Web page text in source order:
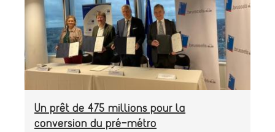
jours
Un prêt de 475 millions pour la
conversion du pré-métro